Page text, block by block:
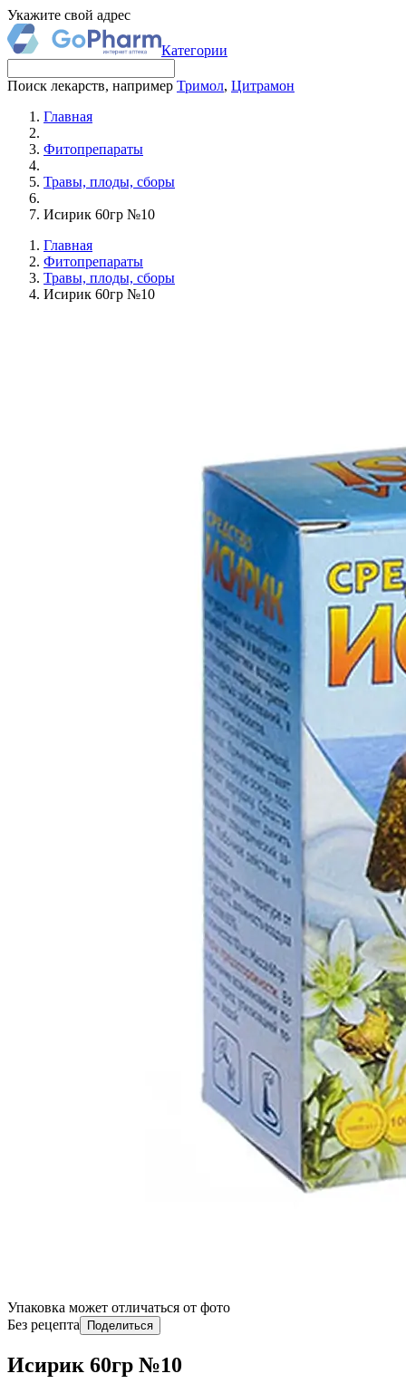
Укажите свой адрес
Категории
Поиск лекарств, например Тримол, Цитрамон
Главная
Фитопрепараты
Травы, плоды, сборы
Исирик 60гр №10
Главная
Фитопрепараты
Травы, плоды, сборы
Исирик 60гр №10
Упаковка может отличаться от фото
Без рецепта
Поделиться
Исирик 60гр №10